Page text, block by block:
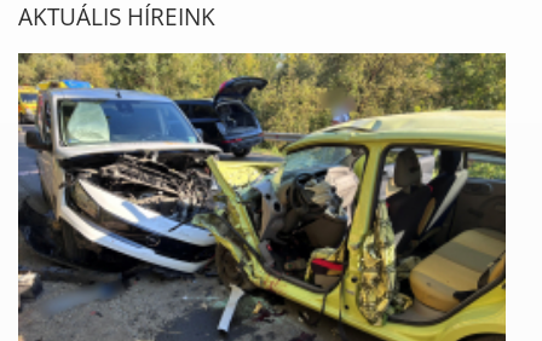
AKTUÁLIS HÍREINK